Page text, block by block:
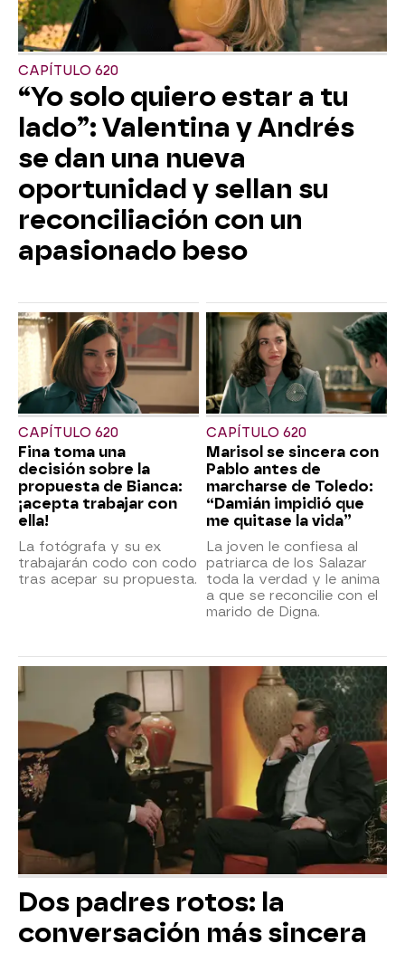
CAPÍTULO 620
“Yo solo quiero estar a tu
lado”: Valentina y Andrés
se dan una nueva
oportunidad y sellan su
reconciliación con un
apasionado beso
CAPÍTULO 620
Fina toma una
decisión sobre la
propuesta de Bianca:
¡acepta trabajar con
ella!
La fotógrafa y su ex
trabajarán codo con codo
tras acepar su propuesta.
CAPÍTULO 620
Marisol se sincera con
Pablo antes de
marcharse de Toledo:
“Damián impidió que
me quitase la vida”
La joven le confiesa al
patriarca de los Salazar
toda la verdad y le anima
a que se reconcilie con el
marido de Digna.
Dos padres rotos: la
conversación más sincera